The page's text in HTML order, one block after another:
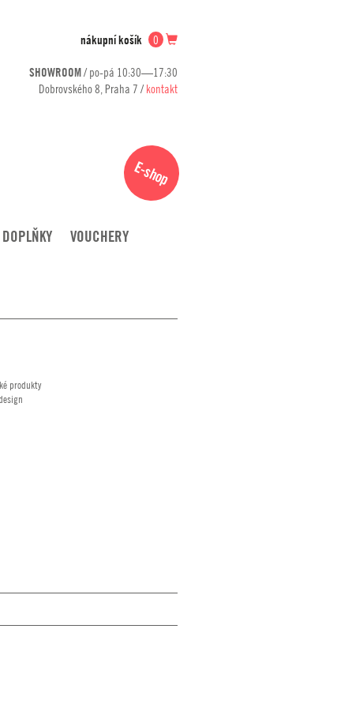
nákupní košík 0
SHOWROOM/ po-pá 10:30—17:30
Dobrovského 8, Praha 7 /kontakt
E-shop
DOPLŇKY VOUCHERY
produkty